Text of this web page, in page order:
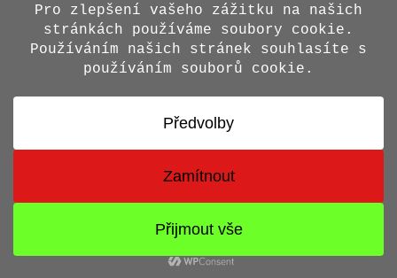
© 2026 Jiří X. Doležal• Vytvořeno s
GeneratePress